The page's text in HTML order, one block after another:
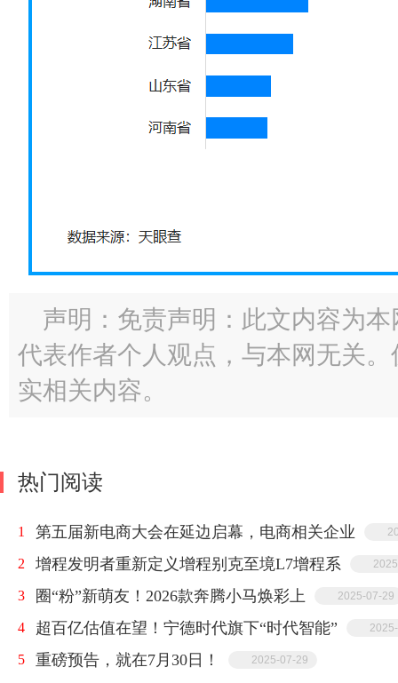
声明：免责声明：此文内容为
代表作者个人观点，与本网无关
实相关内容。
热门阅读
1 第五届新电商大会在延边启幕，电商相关企业
2 增程发明者重新定义增程别克至境L7增程系
3 圈“粉”新萌友！2026款奔腾小马焕彩上 2025-07-29
4 超百亿估值在望！宁德时代旗下“时代智能”
5 重磅预告，就在7月30日！ 2025-07-29